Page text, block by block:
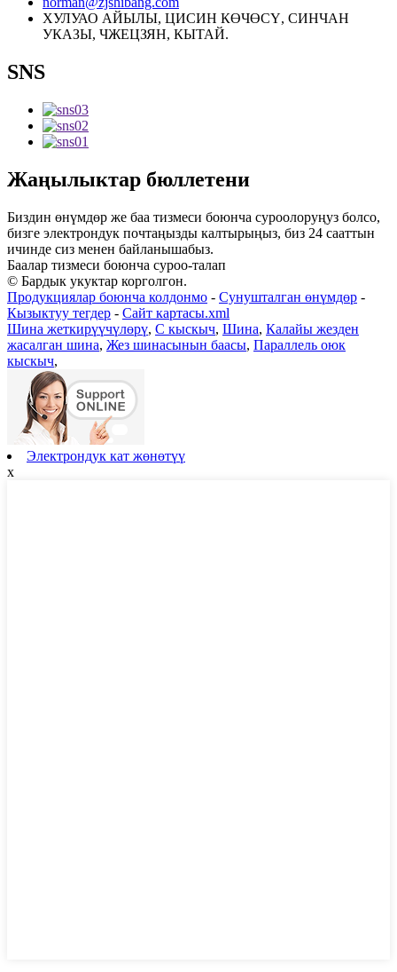
ХУЛУАО АЙЫЛЫ, ЦИСИН КӨЧӨСҮ, СИНЧАН
УКАЗЫ, ЧЖЕЦЗЯН, КЫТАЙ.
SNS
Жаңылыктар бюллетени
Биздин өнүмдөр же баа тизмеси боюнча суроолоруңуз болсо,
бизге электрондук почтаңызды калтырыңыз, биз 24 сааттын
ичинде сиз менен байланышабыз.
Баалар тизмеси боюнча суроо-талап
© Бардык укуктар корголгон.
Продукциялар боюнча колдонмо - Сунушталган өнүмдөр -
Кызыктуу тегдер - Сайт картасы.xml
Шина жеткирүүчүлөрү, C кыскыч, Шина, Калайы жезден
жасалган шина, Жез шинасынын баасы, Параллель оюк
кыскыч,
Электрондук кат жөнөтүү
x